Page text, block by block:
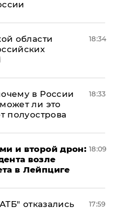
области
18:34
в России
ли это
полуострова
18:33
и второй дрон:
возле
в Лейпциге
18:09
отказались
17:59